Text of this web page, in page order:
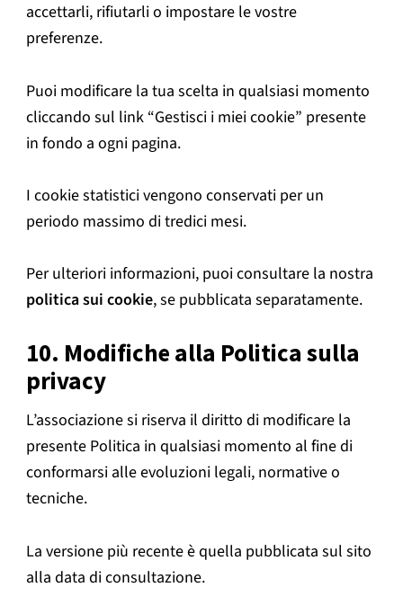
accettarli, rifiutarli o impostare le vostre
preferenze.
Puoi modificare la tua scelta in qualsiasi momento
cliccando sul link “Gestisci i miei cookie” presente
in fondo a ogni pagina.
I cookie statistici vengono conservati per un
periodo massimo di tredici mesi.
Per ulteriori informazioni, puoi consultare la nostra
politica sui cookie, se pubblicata separatamente.
10. Modifiche alla Politica sulla
privacy
L’associazione si riserva il diritto di modificare la
presente Politica in qualsiasi momento al fine di
conformarsi alle evoluzioni legali, normative o
tecniche.
La versione più recente è quella pubblicata sul sito
alla data di consultazione.